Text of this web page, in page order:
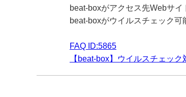
beat-boxがアクセス先Webサ
beat-boxがウイルスチェック可
FAQ ID:5865
【beat-box】ウイルスチェッ